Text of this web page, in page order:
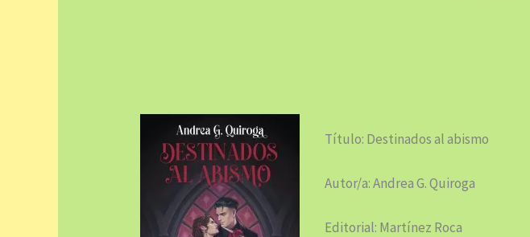
Título: Destinados al abismo
Autor/a: Andrea G. Quiroga
Editorial: Martínez Roca